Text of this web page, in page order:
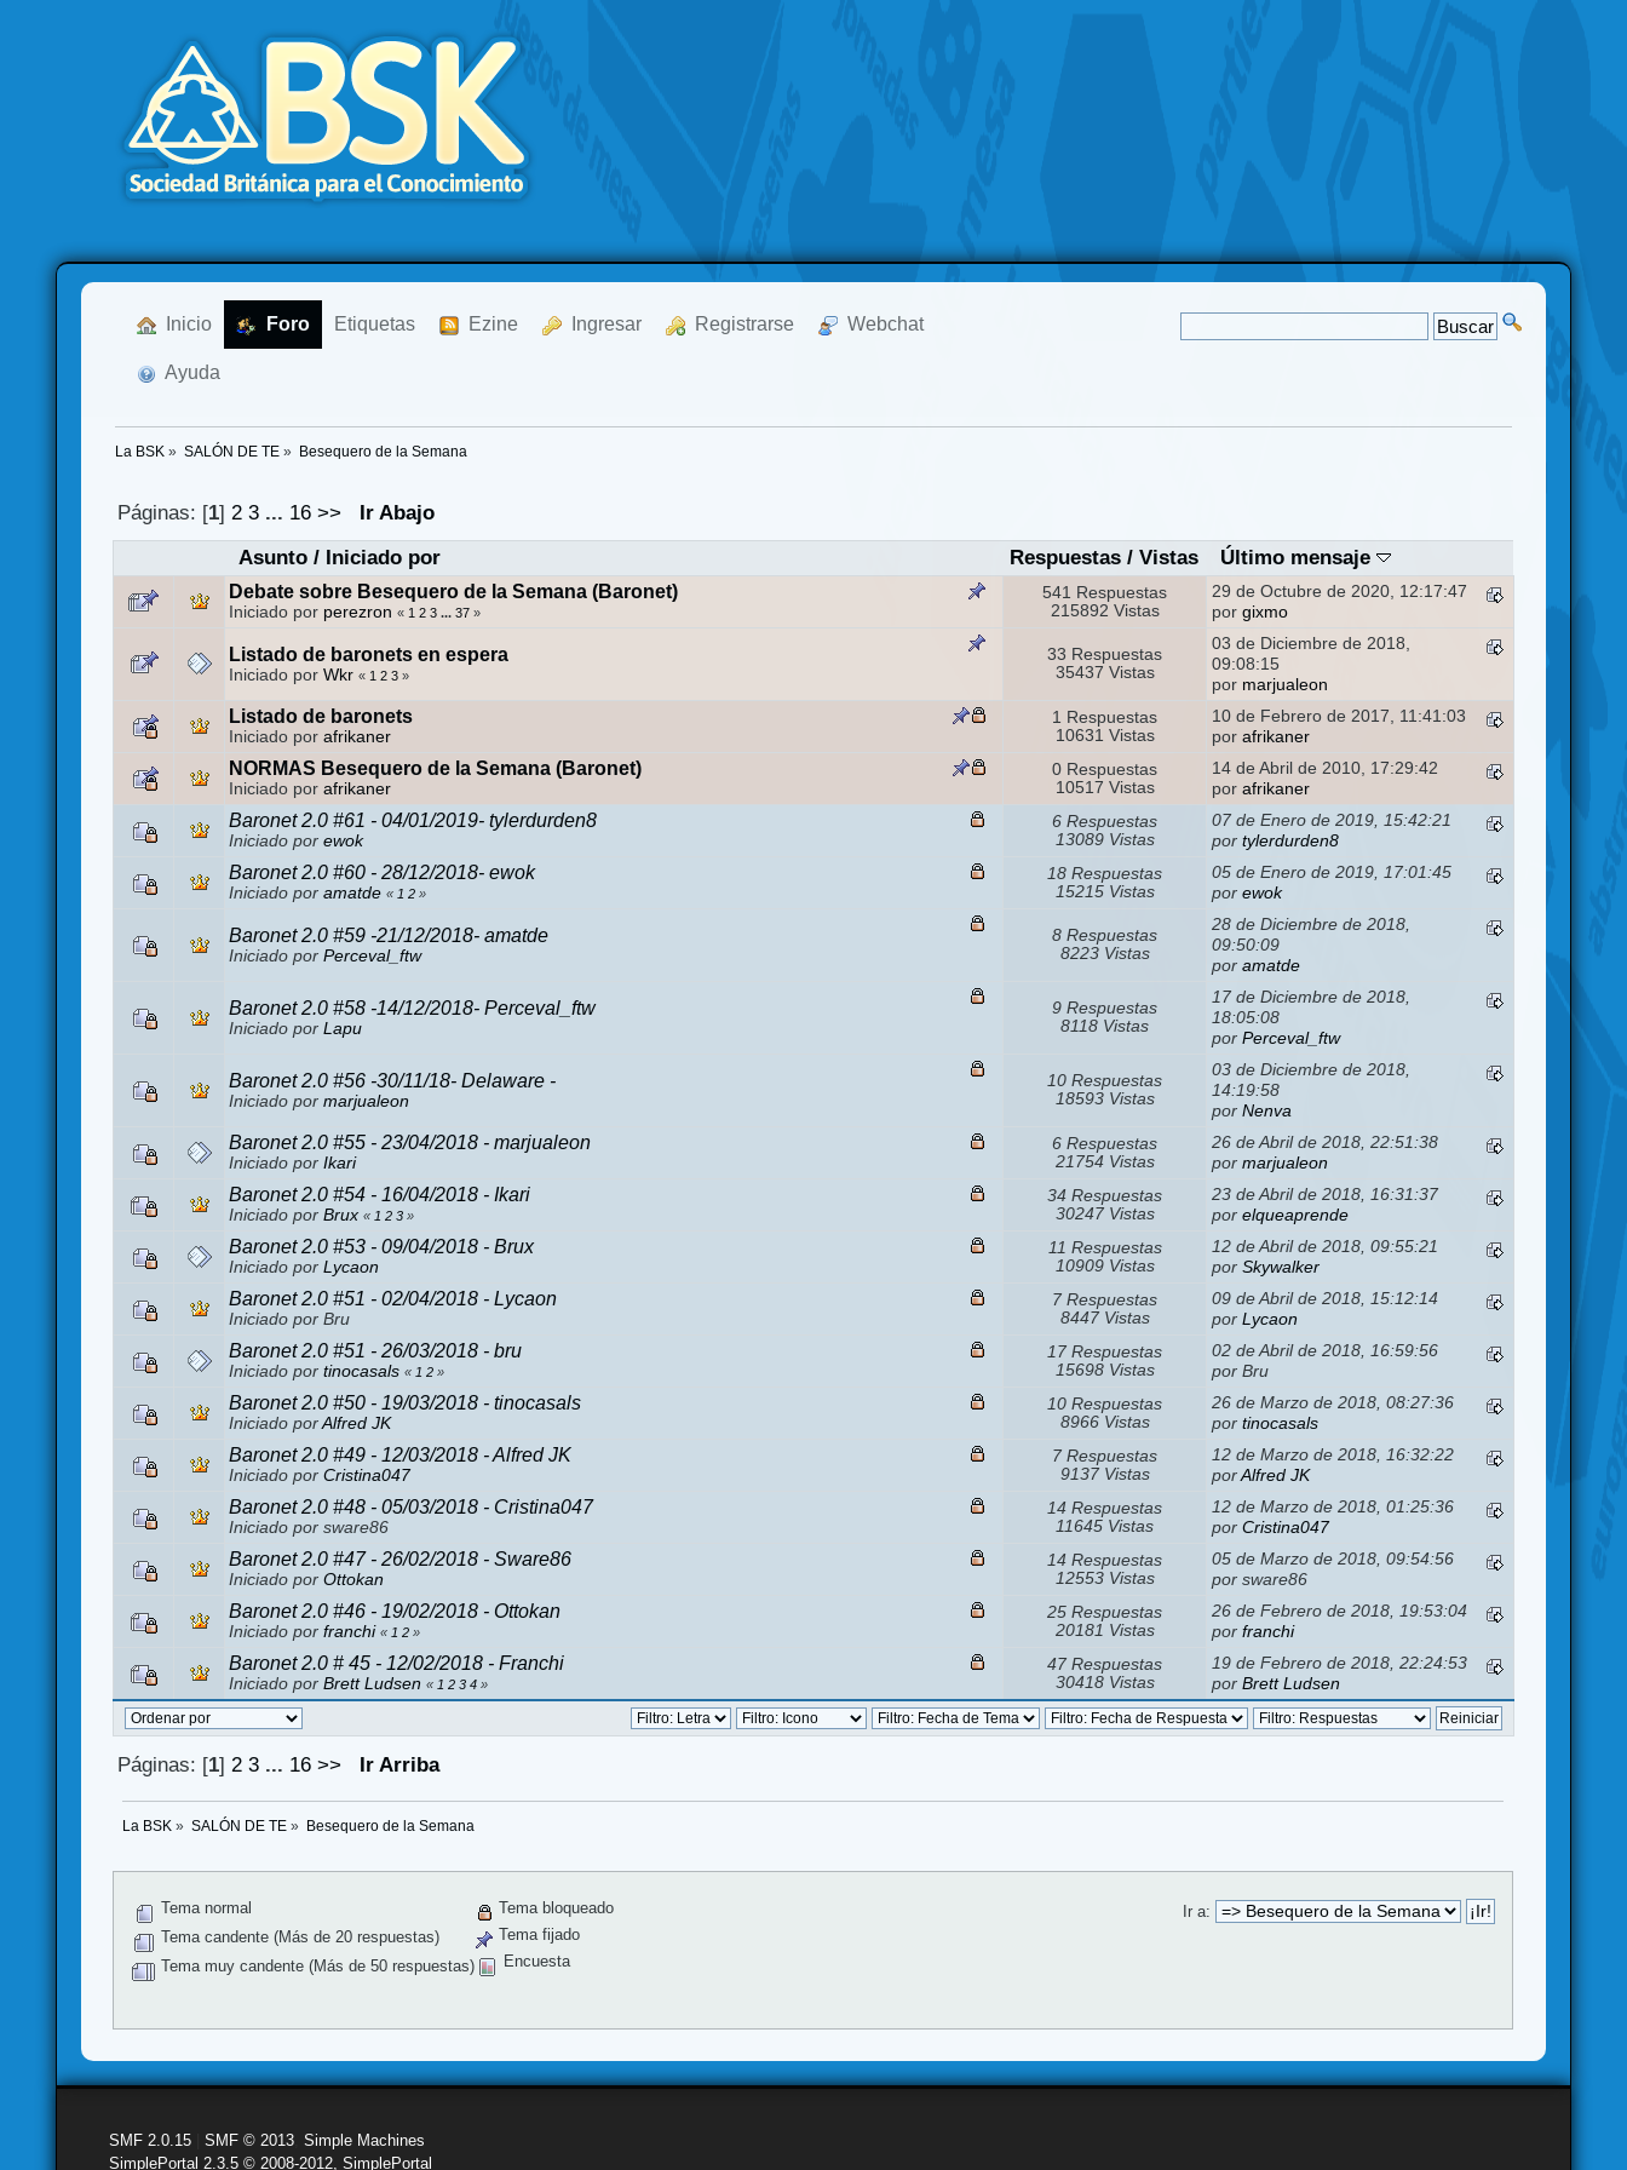
Inicio Foro Etiquetas Ezine Ingresar Registrarse Webchat
Ayuda
La BSK » SALÓN DE TE » Besequero de la Semana
Páginas: [1] 2 3 ... 16 >>
Ir Abajo
Asunto/ Iniciado por Respuestas /Vistas Último mensaje
Debate sobre Besequero de la Semana (Baronet)
Iniciado por perezron « 1 2 3 ...37 »
541 Respuestas
215892 Vistas
29 de Octubre de 2020, 12:17:47
porgixmo
Listado de baronets en espera
Iniciado porWkr « 1 2 3 »
33 Respuestas
35437 Vistas
03 de Diciembre de 2018,
09:08:15
por marjualeon
Listado de baronets
Iniciado porafrikaner
1 Respuestas
10631 Vistas
10 de Febrero de 2017, 11:41:03
porafrikaner
NORMAS Besequero de la Semana (Baronet)
Iniciado porafrikaner
0 Respuestas
10517 Vistas
14 de Abril de 2010, 17:29:42
porafrikaner
Baronet 2.0 #61 - 04/01/2019- tylerdurden8
Iniciado porewok
6 Respuestas
13089 Vistas
07 de Enero de 2019, 15:42:21
portylerdurden8
Baronet 2.0 #60 - 28/12/2018- ewok
Iniciado poramatde « 1 2 »
18 Respuestas
15215 Vistas
05 de Enero de 2019, 17:01:45
porewok
Baronet 2.0 #59 -21/12/2018- amatde
Iniciado porPerceval_ftw
8 Respuestas
8223 Vistas
28 de Diciembre de 2018,
09:50:09
poramatde
Baronet 2.0 #58 -14/12/2018- Perceval_ftw
Iniciado porLapu
9 Respuestas
8118 Vistas
17 de Diciembre de 2018,
18:05:08
porPerceval_ftw
Baronet 2.0 #56 -30/11/18- Delaware -
Iniciado pormarjualeon
10 Respuestas
18593 Vistas
03 de Diciembre de 2018,
14:19:58
porNenva
Baronet 2.0 #55 - 23/04/2018 - marjualeon
Iniciado porIkari
6 Respuestas
21754 Vistas
26 de Abril de 2018, 22:51:38
pormarjualeon
Baronet 2.0 #54 - 16/04/2018 - Ikari
Iniciado porBrux « 1 2 3 »
34 Respuestas
30247 Vistas
23 de Abril de 2018, 16:31:37
porelqueaprende
Baronet 2.0 #53 - 09/04/2018 - Brux
Iniciado porLycaon
11 Respuestas
10909 Vistas
12 de Abril de 2018, 09:55:21
porSkywalker
Baronet 2.0 #51 - 02/04/2018 - Lycaon
Iniciado por Bru
7 Respuestas
8447 Vistas
09 de Abril de 2018, 15:12:14
porLycaon
Baronet 2.0 #51 - 26/03/2018 - bru
Iniciado portinocasals « 1 2 »
17 Respuestas
15698 Vistas
02 de Abril de 2018, 16:59:56
por Bru
Baronet 2.0 #50 - 19/03/2018 - tinocasals
Iniciado porAlfred JK
10 Respuestas
8966 Vistas
26 de Marzo de 2018, 08:27:36
portinocasals
Baronet 2.0 #49 - 12/03/2018 - Alfred JK
Iniciado porCristina047
7 Respuestas
9137 Vistas
12 de Marzo de 2018, 16:32:22
porAlfred JK
Baronet 2.0 #48 - 05/03/2018 - Cristina047
Iniciado por sware86
14 Respuestas
11645 Vistas
12 de Marzo de 2018, 01:25:36
porCristina047
Baronet 2.0 #47 - 26/02/2018 - Sware86
Iniciado porOttokan
14 Respuestas
12553 Vistas
05 de Marzo de 2018, 09:54:56
por sware86
Baronet 2.0 #46 - 19/02/2018 - Ottokan
Iniciado porfranchi « 1 2 »
25 Respuestas
20181 Vistas
26 de Febrero de 2018, 19:53:04
porfranchi
Baronet 2.0 # 45 - 12/02/2018 - Franchi
Iniciado porBrett Ludsen « 1 2 3 4 »
47 Respuestas
30418 Vistas
19 de Febrero de 2018, 22:24:53
porBrett Ludsen
Páginas: [1] 2 3 ... 16 >> Ir Arriba
La BSK » SALÓN DE TE» Besequero de la Semana
Ir a:
Tema normal
Tema candente (Más de 20 respuestas)
Tema muy candente (Más de 50 respuestas)
Tema bloqueado
Tema fijado
Encuesta
SMF 2.0.15 |SMF © 2013 ,Simple Machines
SimplePortal 2.3.5 © 2008-2012, SimplePortal